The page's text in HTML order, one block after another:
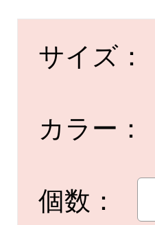
サイズ：
カラー：
個数：